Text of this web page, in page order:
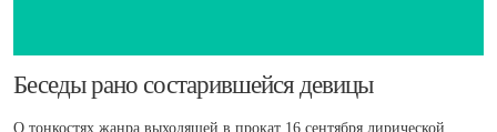
Беседы рано состарившейся девицы
О тонкостях жанра выходящей в прокат 16 сентября лирической